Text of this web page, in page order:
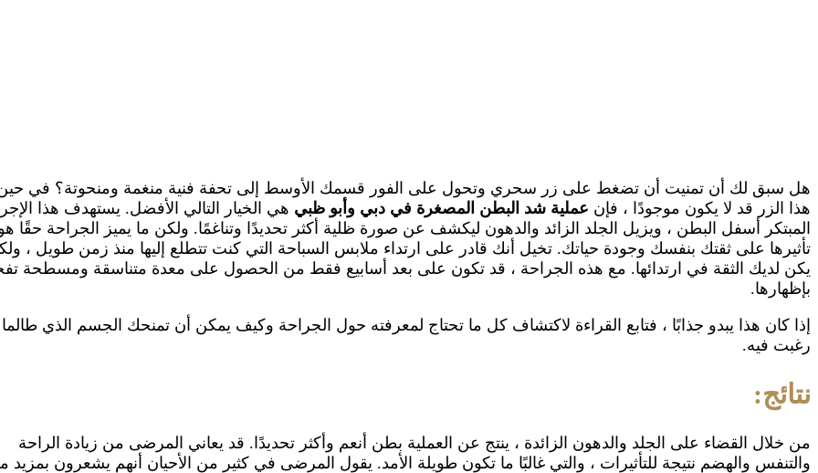
هل سبق لك أن تمنيت أن تضغط على زر سحري وتحول على الفور قسمك الأوسط إلى تحفة فنية منغمة ومنحوتة؟ في
هذا الزر قد لا يكون موجودًا ، فإن عملية شد البطن المصغرة في دبي وأبو ظبي هي الخيار التالي الأفضل. يستهدف هذا
المبتكر أسفل البطن ، ويزيل الجلد الزائد والدهون ليكشف عن صورة ظلية أكثر تحديدًا وتناغمًا. ولكن ما يميز الجراحة حقًا
تأثيرها على ثقتك بنفسك وجودة حياتك. تخيل أنك قادر على ارتداء ملابس السباحة التي كنت تتطلع إليها منذ زمن طويل ،
يكن لديك الثقة في ارتدائها. مع هذه الجراحة ، قد تكون على بعد أسابيع فقط من الحصول على معدة متناسقة ومسطحة
بإظهارها.
إذا كان هذا يبدو جذابًا ، فتابع القراءة لاكتشاف كل ما تحتاج لمعرفته حول الجراحة وكيف يمكن أن تمنحك الجسم الذي طالما
رغبت فيه.
نتائج:
من خلال القضاء على الجلد والدهون الزائدة ، ينتج عن العملية بطن أنعم وأكثر تحديدًا. قد يعاني المرضى من زيادة الراحة
والتنفس والهضم نتيجة للتأثيرات ، والتي غالبًا ما تكون طويلة الأمد. يقول المرضى في كثير من الأحيان أنهم يشعرون بمزيد